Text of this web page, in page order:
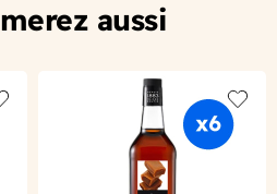
aussi
Add